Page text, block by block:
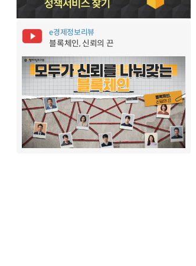
e경제정보리뷰
블록체인, 신뢰의 끈